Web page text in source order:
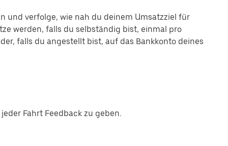
und verfolge, wie nah du deinem Umsatzziel für
werden, falls du selbständig bist, einmal pro
falls du angestellt bist, auf das Bankkonto deines
Fahrt Feedback zu geben.